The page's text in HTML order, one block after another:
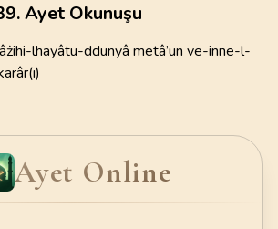
Ayet Okunuşu
lhayâtu-ddunyâ metâ’un ve-inne-l-
Ayet Online